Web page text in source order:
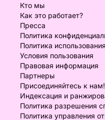
Кто мы
Как это работает?
Пресса
Политика
Политика
Условия пользования
Правовая информация
Партнеры
Присоединяйтесь к нам!
Индексация и
Политика разрешения
Политика управления